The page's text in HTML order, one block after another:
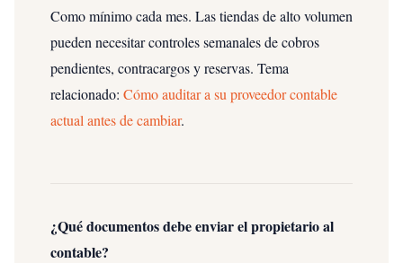
Como mínimo cada mes. Las tiendas de alto volumen
pueden necesitar controles semanales de cobros
pendientes, contracargos y reservas. Tema
relacionado: Cómo auditar a su proveedor contable
actual antes de cambiar.
¿Qué documentos debe enviar el propietario al
contable?